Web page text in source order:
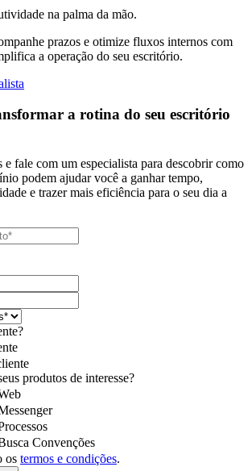
na palma da mão.
prazos e otimize fluxos internos com
a operação do seu escritório.
a rotina do seu escritório
e fale com um especialista para descobrir como
podem ajudar você a ganhar tempo,
e trazer mais eficiência para o seu dia a
produtos de interesse?
Convenções
os termos e condições.